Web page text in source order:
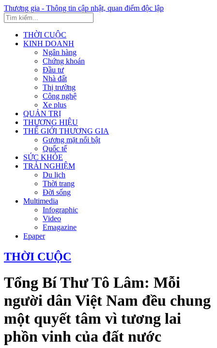
Thương gia - Thông tin cập nhật, quan điểm độc lập
THỜI CUỘC
KINH DOANH
Ngân hàng
Chứng khoán
Đầu tư
Nhà đất
Thị trường
Công nghệ
Xe plus
QUẢN TRỊ
THƯƠNG HIỆU
THẾ GIỚI THƯƠNG GIA
Gương mặt nổi bật
Quốc tế
SỨC KHỎE
TRẢI NGHIỆM
Du lịch
Thời trang
Đời sống
Multimedia
Infographic
Video
Emagazine
Epaper
THỜI CUỘC
Tổng Bí Thư Tô Lâm: Mỗi
người dân Việt Nam đều chung
một quyết tâm vì tương lai
phồn vinh của đất nước